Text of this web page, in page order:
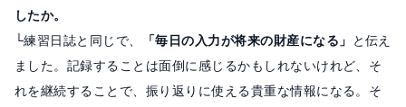
したか。
└練習日誌と同じで、
「毎日の入力が将来の財産になる」
と伝え
ました。記録することは面倒に感じるかもしれないけれど、そ
れを継続することで、振り返りに使える貴重な情報になる。そ